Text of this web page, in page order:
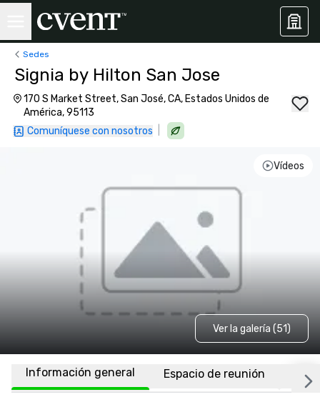
Sedes
Signia by Hilton San Jose
170 S Market Street, San José, CA, Estados Unidos de
América, 95113
Comuníquese con nosotros
Vídeos
Ver la galería (51)
Información general Espacio de reunión